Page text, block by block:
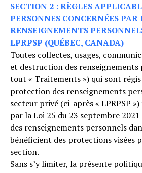
SECTION 2 : RÈGLES
PERSONNES CONCERNÉES PAR
RENSEIGNEMENTS
LPRPSP (QUÉBEC, CANADA)
Toutes collectes, usages,
et destruction des
tout « Traitements ») qui sont
protection des renseignements
secteur privé (ci-après « LPRPSP
par la Loi 25 du 23 septembre
des renseignements personnels
bénéficient des protections visées
section.
Sans s’y limiter, la présente